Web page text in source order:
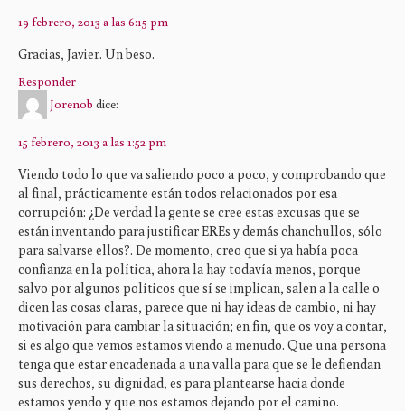
19 febrero, 2013 a las 6:15 pm
Gracias, Javier. Un beso.
Responder
Jorenob dice:
15 febrero, 2013 a las 1:52 pm
Viendo todo lo que va saliendo poco a poco, y comprobando que
al final, prácticamente están todos relacionados por esa
corrupción: ¿De verdad la gente se cree estas excusas que se
están inventando para justificar EREs y demás chanchullos, sólo
para salvarse ellos?. De momento, creo que si ya había poca
confianza en la política, ahora la hay todavía menos, porque
salvo por algunos políticos que sí se implican, salen a la calle o
dicen las cosas claras, parece que ni hay ideas de cambio, ni hay
motivación para cambiar la situación; en fin, que os voy a contar,
si es algo que vemos estamos viendo a menudo. Que una persona
tenga que estar encadenada a una valla para que se le defiendan
sus derechos, su dignidad, es para plantearse hacia donde
estamos yendo y que nos estamos dejando por el camino.